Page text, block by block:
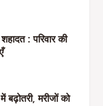
: परिवार की
मरीजों को